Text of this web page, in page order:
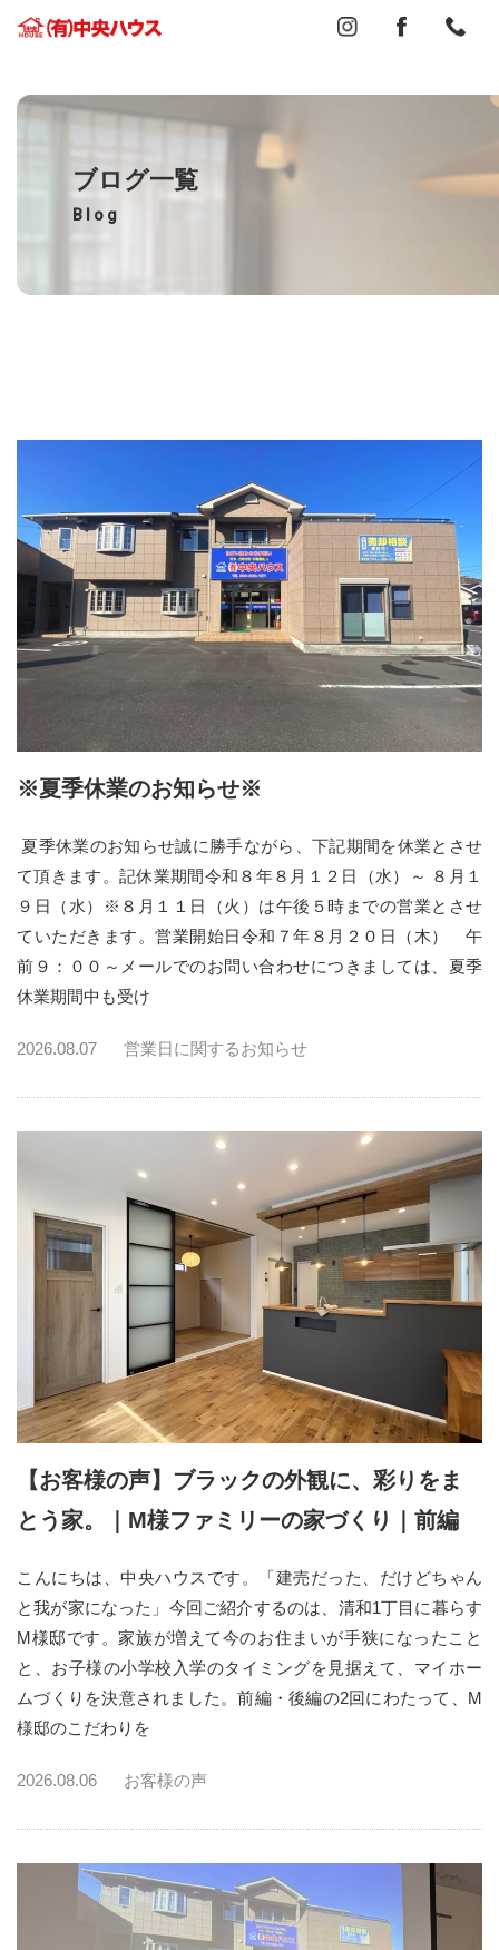
ブログ一覧
Blog
※夏季休業のお知らせ※
夏季休業のお知らせ誠に勝手ながら、下記期間を休業とさせ
て頂きます。記休業期間令和８年８月１２日（水）～ ８月１
９日（水）※８月１１日（火）は午後５時までの営業とさせ
ていただきます。営業開始日令和７年８月２０日（木） 午
前９：００～メールでのお問い合わせにつきましては、夏季
休業期間中も受け
2026.08.07 営業日に関するお知らせ
【お客様の声】ブラックの外観に、彩りをま
とう家。｜M様ファミリーの家づくり｜前編
こんにちは、中央ハウスです。「建売だった、だけどちゃん
と我が家になった」今回ご紹介するのは、清和1丁目に暮らす
M様邸です。家族が増えて今のお住まいが手狭になったこと
と、お子様の小学校入学のタイミングを見据えて、マイホー
ムづくりを決意されました。前編・後編の2回にわたって、M
様邸のこだわりを
2026.08.06 お客様の声